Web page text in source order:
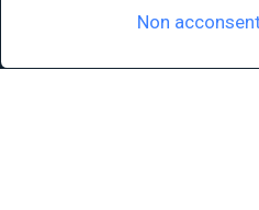
P.IVA 00211830328 - C.F.
Non